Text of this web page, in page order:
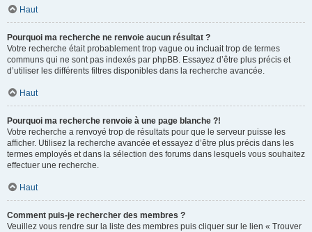
Haut
Pourquoi ma recherche ne renvoie aucun résultat ?
Votre recherche était probablement trop vague ou incluait trop de termes
communs qui ne sont pas indexés par phpBB. Essayez d’être plus précis et
d’utiliser les différents filtres disponibles dans la recherche avancée.
Haut
Pourquoi ma recherche renvoie à une page blanche ?!
Votre recherche a renvoyé trop de résultats pour que le serveur puisse les
afficher. Utilisez la recherche avancée et essayez d’être plus précis dans les
termes employés et dans la sélection des forums dans lesquels vous souhaitez
effectuer une recherche.
Haut
Comment puis-je rechercher des membres ?
Veuillez vous rendre sur la liste des membres puis cliquer sur le lien « Trouver